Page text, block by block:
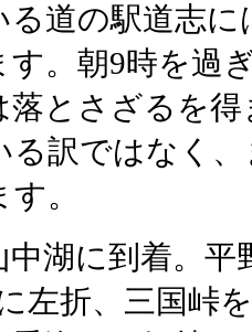
道の駅道志に
す。朝9時を過
落とさざるを
る訳ではなく
。
湖に到着。平
左折、三国峠